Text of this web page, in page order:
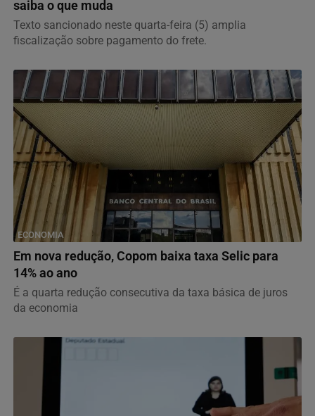
saiba o que muda
Texto sancionado neste quarta-feira (5) amplia
fiscalização sobre pagamento do frete.
ECONOMIA
Em nova redução, Copom baixa taxa Selic para
14% ao ano
É a quarta redução consecutiva da taxa básica de juros
da economia